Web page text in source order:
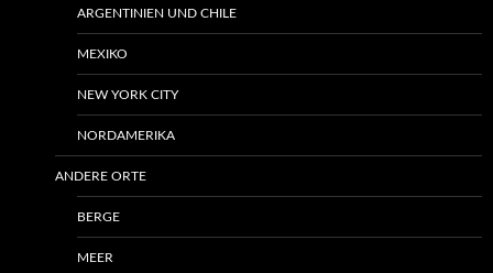
ARGENTINIEN UND CHILE
MEXIKO
NEW YORK CITY
NORDAMERIKA
ANDERE ORTE
BERGE
MEER